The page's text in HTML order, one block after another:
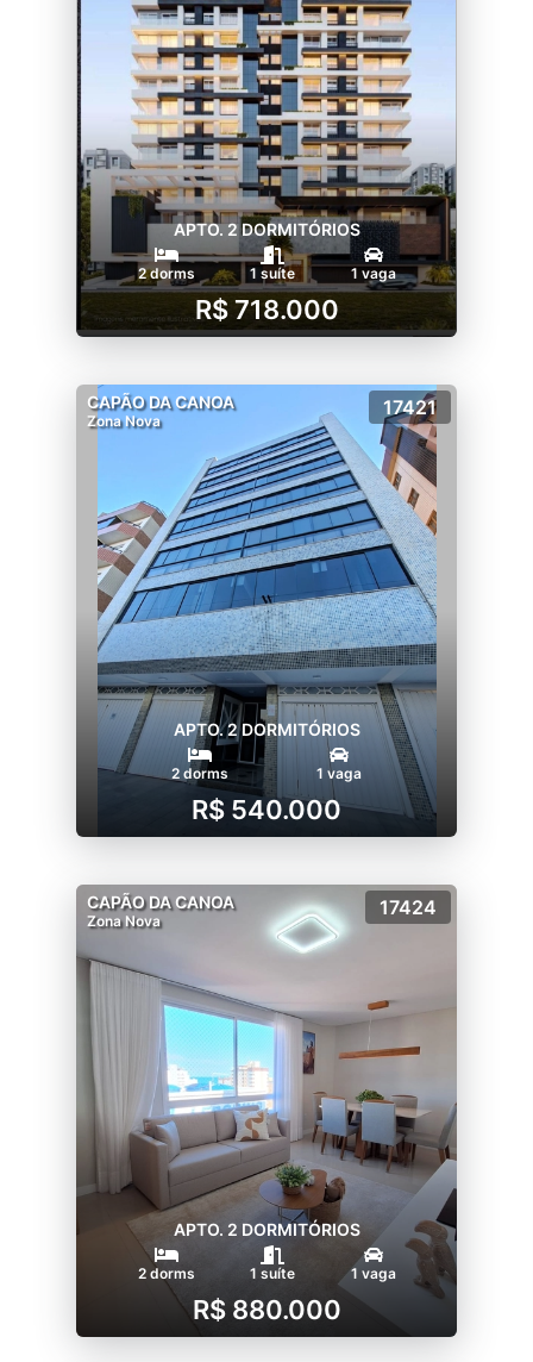
APTO. 2 DORMITÓRIOS
2 dorms 1 suíte 1 vaga
R$ 718.000
CAPÃO DA CANOA
Zona Nova
17421
APTO. 2 DORMITÓRIOS
2 dorms 1 vaga
R$ 540.000
CAPÃO DA CANOA
Zona Nova
17424
APTO. 2 DORMITÓRIOS
2 dorms 1 suíte 1 vaga
R$ 880.000